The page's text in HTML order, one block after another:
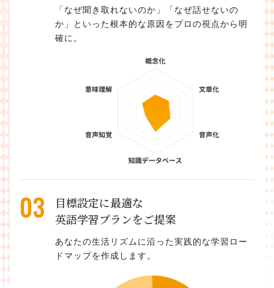
「なぜ聞き取れないのか」「なぜ話せないの
か」といった根本的な原因をプロの視点から明
確に。
03
目標設定に最適な
英語学習プランをご提案
あなたの生活リズムに沿った実践的な学習ロー
ドマップを作成します。